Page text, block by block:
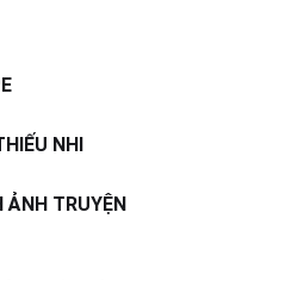
NHI
ẢNH TRUYỆN